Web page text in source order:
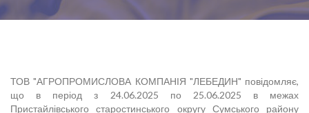
ТОВ "АГРОПРОМИСЛОВА КОМПАНІЯ "ЛЕБЕДИН" повідомляє,
що в період з 24.06.2025 по 25.06.2025 в межах
Пристайлівського старостинського округу Сумського району